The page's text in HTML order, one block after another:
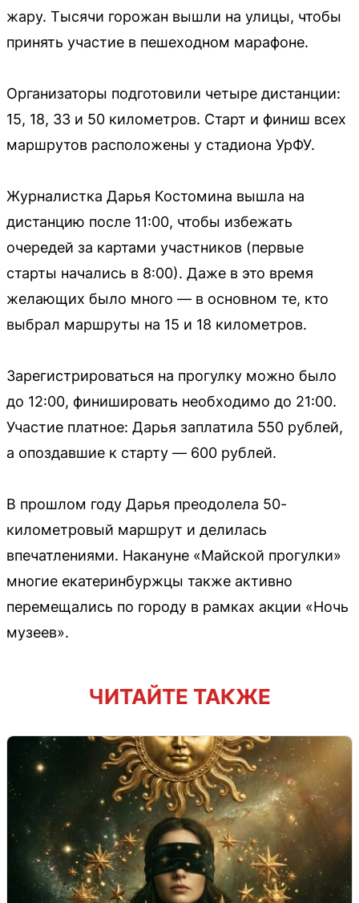
жару. Тысячи горожан вышли на улицы, чтобы
принять участие в пешеходном марафоне.
Организаторы подготовили четыре дистанции:
15, 18, 33 и 50 километров. Старт и финиш всех
маршрутов расположены у стадиона УрФУ.
Журналистка Дарья Костомина вышла на
дистанцию после 11:00, чтобы избежать
очередей за картами участников (первые
старты начались в 8:00). Даже в это время
желающих было много — в основном те, кто
выбрал маршруты на 15 и 18 километров.
Зарегистрироваться на прогулку можно было
до 12:00, финишировать необходимо до 21:00.
Участие платное: Дарья заплатила 550 рублей,
а опоздавшие к старту — 600 рублей.
В прошлом году Дарья преодолела 50-
километровый маршрут и делилась
впечатлениями. Накануне «Майской прогулки»
многие екатеринбуржцы также активно
перемещались по городу в рамках акции «Ночь
музеев».
ЧИТАЙТЕ ТАКЖЕ